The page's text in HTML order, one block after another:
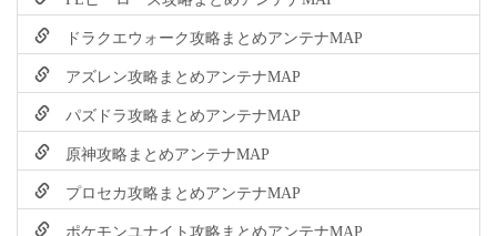
ドラクエウォーク攻略まとめアンテナMAP
アズレン攻略まとめアンテナMAP
パズドラ攻略まとめアンテナMAP
原神攻略まとめアンテナMAP
プロセカ攻略まとめアンテナMAP
ポケモンユナイト攻略まとめアンテナMAP